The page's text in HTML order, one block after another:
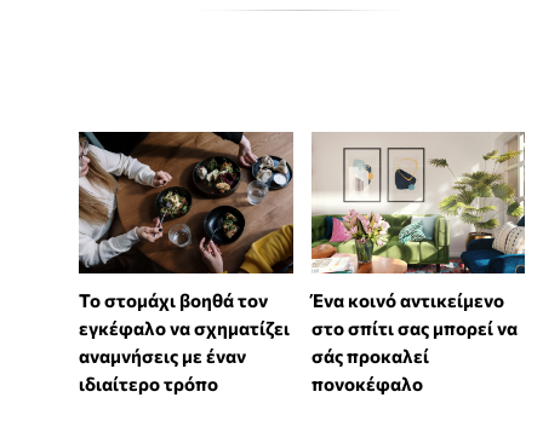
Το στομάχι βοηθά τον
εγκέφαλο να σχηματίζει
αναμνήσεις με έναν
ιδιαίτερο τρόπο
Ένα κοινό αντικείμενο
στο σπίτι σας μπορεί να
σάς προκαλεί
πονοκέφαλο